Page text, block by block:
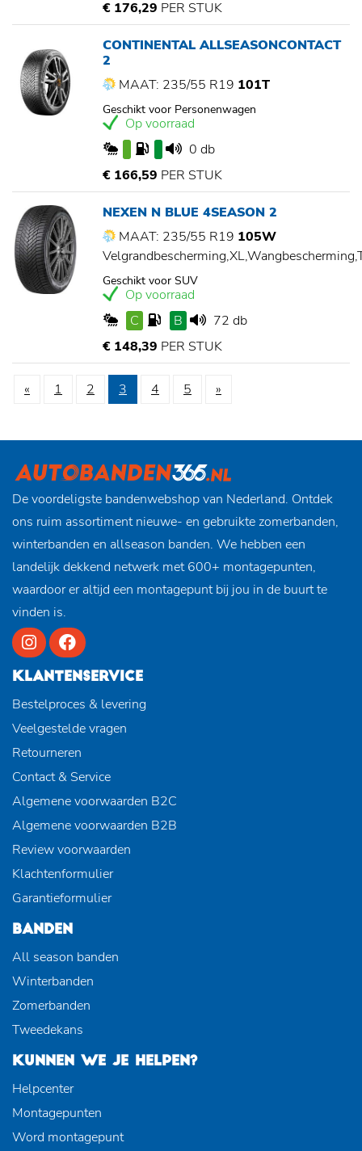
€ 176,29 PER STUK
CONTINENTAL ALLSEASONCONTACT
2
MAAT: 235/55 R19 101T
Geschikt voor Personenwagen
Op voorraad
0 db
€ 166,59 PER STUK
NEXEN N BLUE 4SEASON 2
MAAT: 235/55 R19 105W
Geschikt voor SUV
Op voorraad
C
B
72 db
€ 148,39 PER STUK
« 1 2 3 4 5 »
De voordeligste bandenwebshop van Nederland. Ontdek
ons ruim assortiment nieuwe- en gebruikte zomerbanden,
winterbanden en allseason banden. We hebben een
landelijk dekkend netwerk met 600+ montagepunten,
waardoor er altijd een montagepunt bij jou in de buurt te
vinden is.
KLANTENSERVICE
Bestelproces & levering
Veelgestelde vragen
Retourneren
Contact & Service
Algemene voorwaarden B2C
Algemene voorwaarden B2B
Review voorwaarden
Klachtenformulier
Garantieformulier
BANDEN
All season banden
Winterbanden
Zomerbanden
Tweedekans
KUNNEN WE JE HELPEN?
Helpcenter
Montagepunten
Word montagepunt